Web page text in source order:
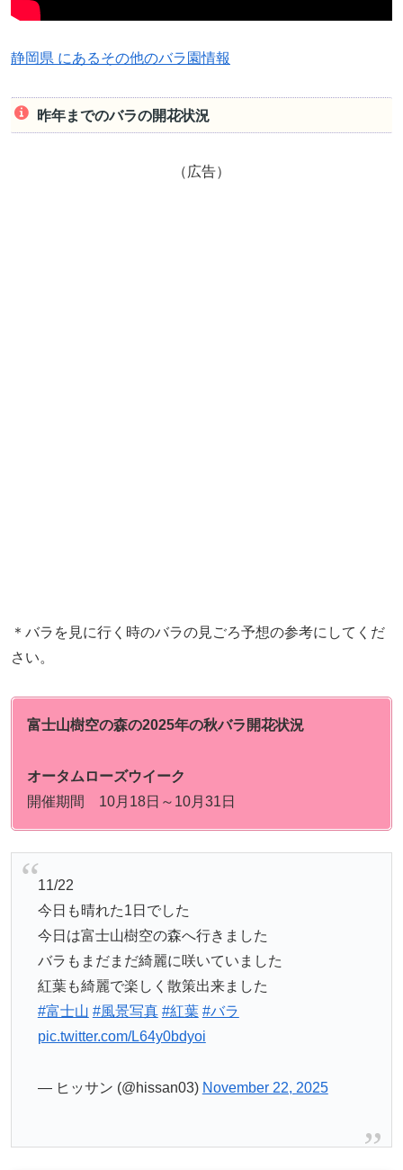
静岡県 にあるその他のバラ園情報
昨年までのバラの開花状況
（広告）
＊バラを見に行く時のバラの見ごろ予想の参考にしてくだ
さい。
富士山樹空の森の2025年の秋バラ開花状況
オータムローズウイーク
開催期間 10月18日～10月31日
11/22
今日も晴れた1日でした
今日は富士山樹空の森へ行きました
バラもまだまだ綺麗に咲いていました
紅葉も綺麗で楽しく散策出来ました
#富士山 #風景写真 #紅葉 #バラ
pic.twitter.com/L64y0bdyoi
— ヒッサン (@hissan03) November 22, 2025